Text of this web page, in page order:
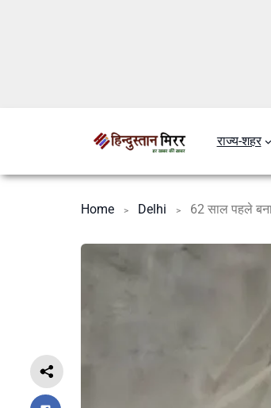
राज्य-शहर
Home Delhi